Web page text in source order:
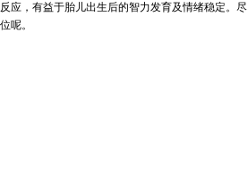
应，有益于胎儿出生后的智力发育及情绪稳定。尽
呢。